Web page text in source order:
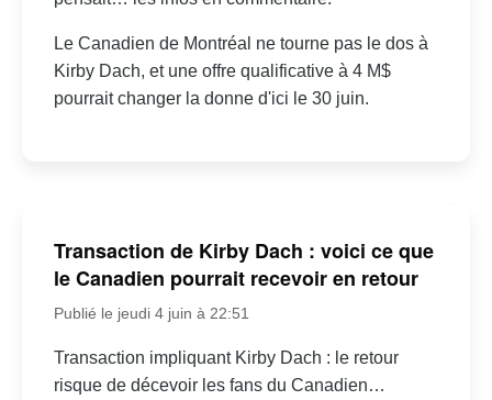
Le Canadien de Montréal ne tourne pas le dos à
Kirby Dach, et une offre qualificative à 4 M$
pourrait changer la donne d'ici le 30 juin.
Transaction de Kirby Dach : voici ce que
le Canadien pourrait recevoir en retour
Publié le jeudi 4 juin à 22:51
Transaction impliquant Kirby Dach : le retour
risque de décevoir les fans du Canadien…